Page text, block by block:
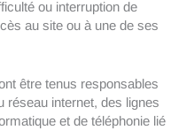
ou interruption de
au site ou à une de ses
être tenus responsables
réseau internet, des lignes
et de téléphonie lié